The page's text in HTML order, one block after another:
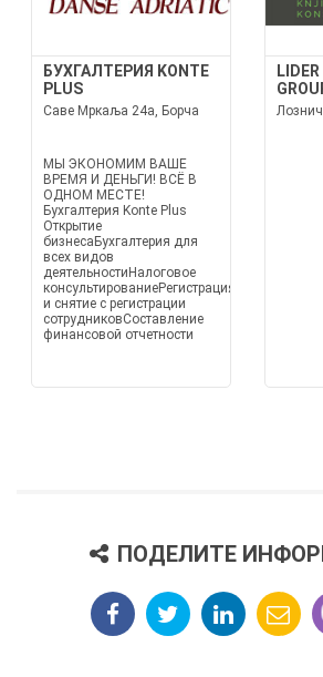
БУХГАЛТЕРИЯ KONTE
PLUS
Саве Мркаља 24а, Борча
МЫ ЭКОНОМИМ ВАШЕ
ВРЕМЯ И ДЕНЬГИ! ВСЁ В
ОДНОМ МЕСТЕ!
Бухгалтерия Konte Plus
Открытие
бизнесаБухгалтерия для
всех видов
деятельностиНалоговое
консультированиеРегистрация
и снятие с регистрации
сотрудниковСоставление
финансовой отчетности
ПОДЕЛИТЕ